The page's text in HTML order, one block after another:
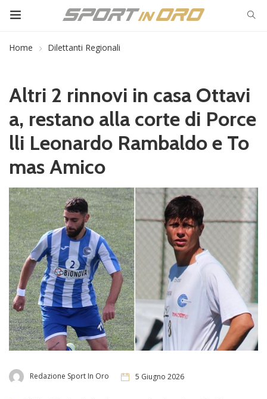
Home Dilettanti Regionali
Altri 2 rinnovi in casa Ottavi
a, restano alla corte di Porce
lli Leonardo Rambaldo e To
mas Amico
Redazione Sport In Oro 5 Giugno 2026